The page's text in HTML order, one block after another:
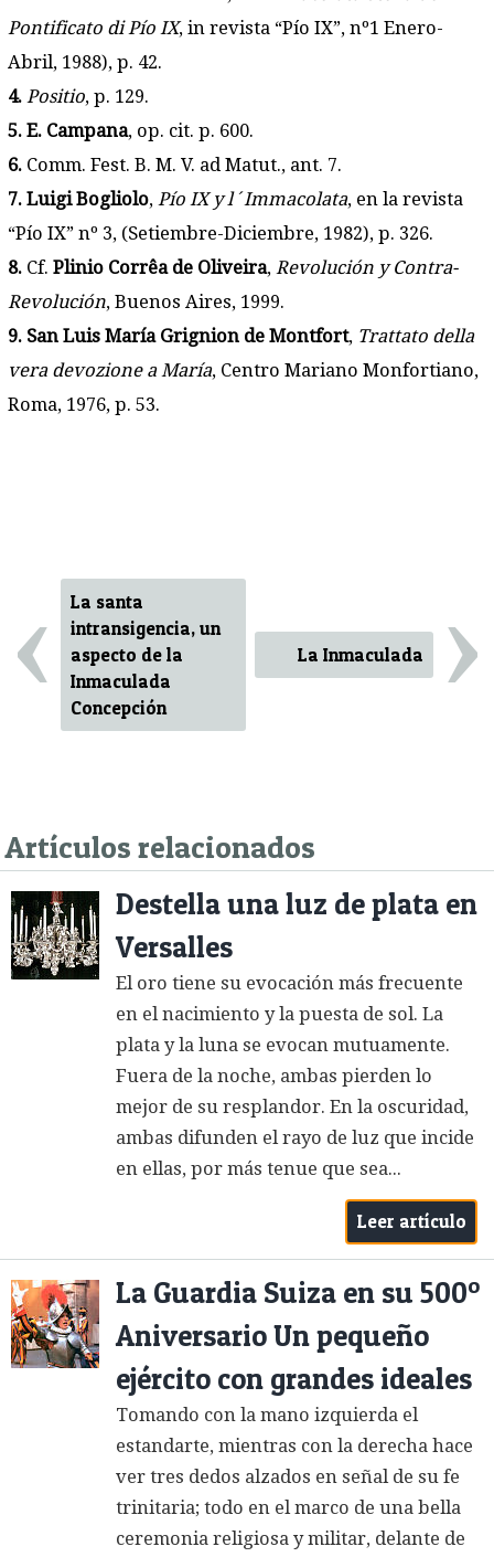
Pontificato di Pío IX, in revista “Pío IX”, nº1 Enero-
Abril, 1988), p. 42.
4. Positio, p. 129.
5. E. Campana, op. cit. p. 600.
6. Comm. Fest. B. M. V. ad Matut., ant. 7.
7. Luigi Bogliolo, Pío IX y l´Immacolata, en la revista
“Pío IX” nº 3, (Setiembre-Diciembre, 1982), p. 326.
8. Cf. Plinio Corrêa de Oliveira, Revolución y Contra-
Revolución, Buenos Aires, 1999.
9. San Luis María Grignion de Montfort, Trattato della
vera devozione a María, Centro Mariano Monfortiano,
Roma, 1976, p. 53.
‹
La santa
intransigencia, un
aspecto de la
Inmaculada
Concepción
La Inmaculada ›
Artículos relacionados
Destella una luz de plata en
Versalles
El oro tiene su evocación más frecuente
en el nacimiento y la puesta de sol. La
plata y la luna se evocan mutuamente.
Fuera de la noche, ambas pierden lo
mejor de su resplandor. En la oscuridad,
ambas difunden el rayo de luz que incide
en ellas, por más tenue que sea...
Leer artículo
La Guardia Suiza en su 500º
Aniversario Un pequeño
ejército con grandes ideales
Tomando con la mano izquierda el
estandarte, mientras con la derecha hace
ver tres dedos alzados en señal de su fe
trinitaria; todo en el marco de una bella
ceremonia religiosa y militar, delante de